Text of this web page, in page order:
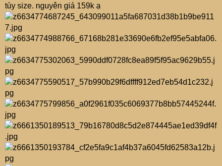
tùy size. nguyên giá 159k ạ